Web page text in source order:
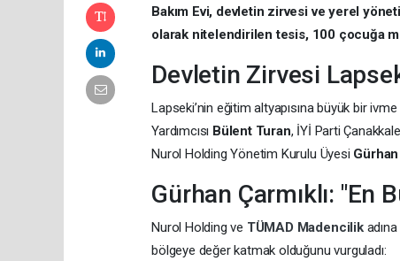
Bakım Evi, devletin zirvesi ve yerel
olarak nitelendirilen tesis, 100 çocuğa
Devletin Zirvesi
Lapseki’nin eğitim altyapısına büyük bir
Yardımcısı Bülent Turan, İYİ Parti
Nurol Holding Yönetim Kurulu Üyesi Gürhan
Gürhan Çarmıklı: "En
Nurol Holding ve TÜMAD Madencilik
bölgeye değer katmak olduğunu vurguladı: